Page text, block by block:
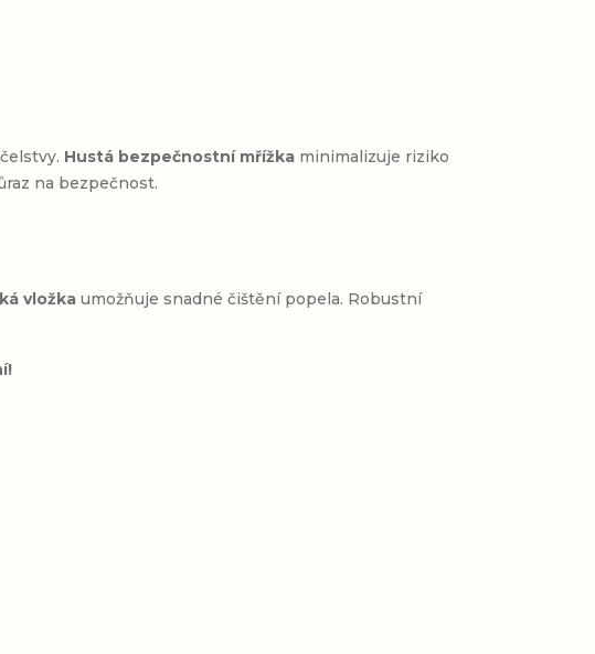
Hustá bezpečnostní mřížka minimalizuje riziko
na bezpečnost.
vložka umožňuje snadné čištění popela. Robustní